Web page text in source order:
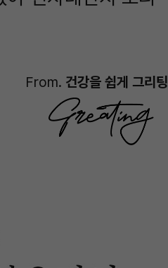
From. 건강을 쉽게 그리팅